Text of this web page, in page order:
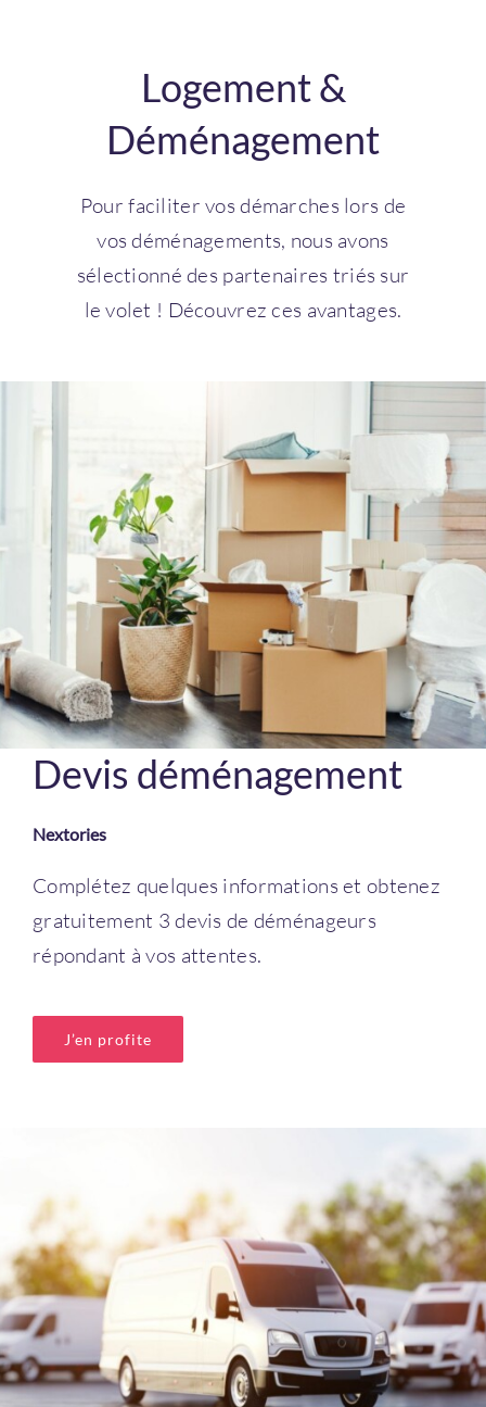
Logement &
Déménagement
Pour faciliter vos démarches lors de
vos déménagements, nous avons
sélectionné des partenaires triés sur
le volet ! Découvrez ces avantages.
Devis déménagement
Nextories
Complétez quelques informations et obtenez
gratuitement 3 devis de déménageurs
répondant à vos attentes.
J’en profite